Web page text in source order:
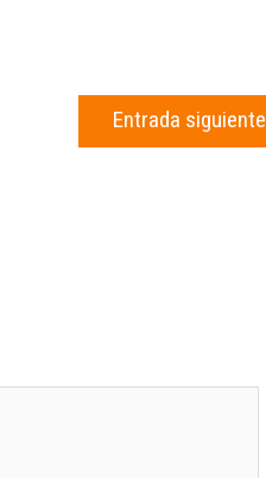
Entrada siguiente